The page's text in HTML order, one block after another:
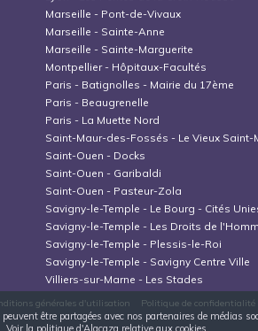
Marseille - Pont-de-Vivaux
Marseille - Sainte-Anne
Marseille - Sainte-Marguerite
Montpellier- Hôpitaux-Facultés
Paris - Batignolles - Mairie du 17ème
Paris - Beaugrenelle
Paris - La Muette Nord
Saint-Maur-des-Fossés - Le Vieux Saint-
Saint-Ouen - Docks
Saint-Ouen - Garibaldi
Saint-Ouen - Pasteur-Zola
Savigny-le-Temple - Le Bourg - Cités
Savigny-le-Temple - Les Droits de
Savigny-le-Temple - Plessis-le-Roi
Savigny-le-Temple - Savigny Centre Ville
Villiers-sur-Marne - Les Stades
générales d'utilisation Politique de confidentialité
être partagées avec nos partenaires de médias
Voir la politique d'Alacaza relative aux cookies.